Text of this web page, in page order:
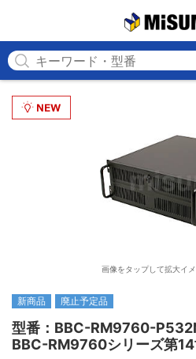
画像をタップして拡大イ
新商品 廃止予定品
型番：BBC-RM9760-
BBC-RM9760シリーズ第